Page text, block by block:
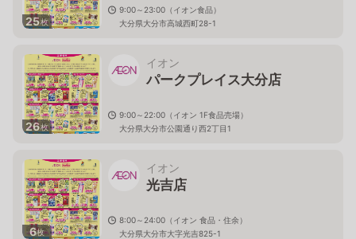
25枚
9:00～23:00（イオン食品）
大分県大分市高城西町28-1
26枚
イオン
パークプレイス大分店
9:00～22:00（イオン 1F食品売場）
大分県大分市公園通り西2丁目1
6枚
イオン
光吉店
8:00～24:00（イオン 食品・住余）
大分県大分市大字光吉825-1